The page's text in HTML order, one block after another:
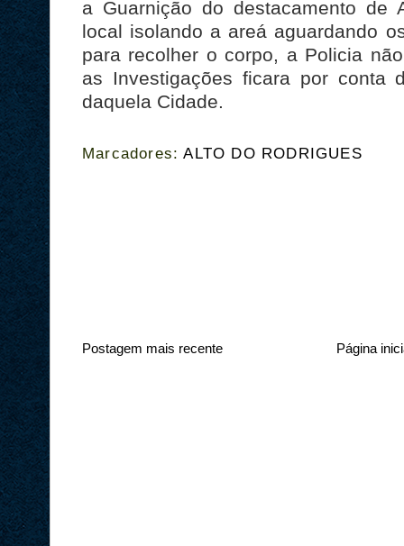
a Guarnição do destacamento de
local isolando a areá aguardando
para recolher o corpo, a Policia
as Investigações ficara por conta
daquela Cidade.
Marcadores:ALTO DO RODRIGUES
Postagem mais recente Página